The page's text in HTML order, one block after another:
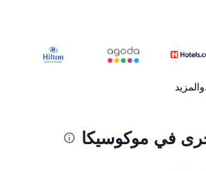
في موكوسيكا